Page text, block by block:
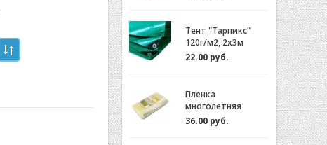
Тент "Тарпикс"
120г/м2, 2х3м
22.00 руб.
Пленка
многолетняя
"Светлица 6/200"
(7 лет) за 1м.пог.
36.00 руб.